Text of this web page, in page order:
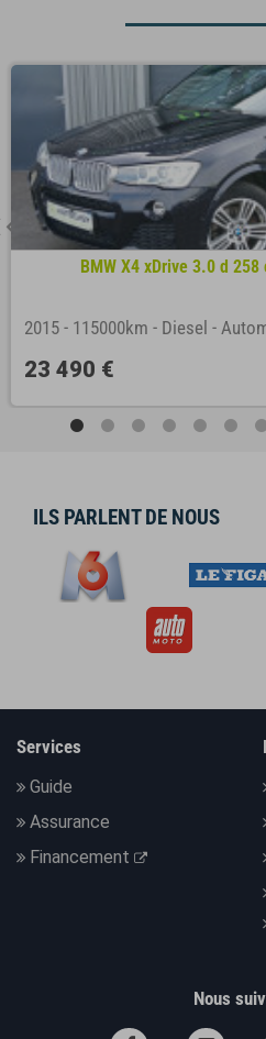
BMW X4 xDrive 3.0 d
2015 - 115000km - Diesel -
23 490 €
ILS PARLENT DE NOUS
Services
Guide
Assurance
Financement
Nous